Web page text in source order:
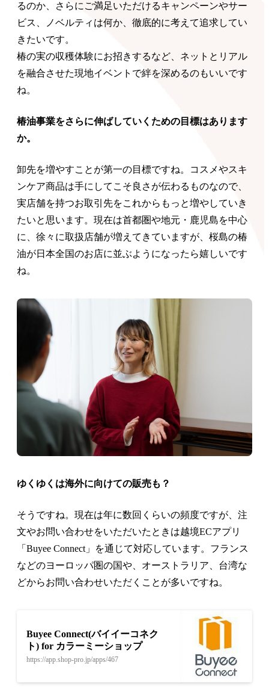
るのか、さらにご満足いただけるキャンペーンやサー
ビス、ノベルティは何か、徹底的に考えて追求してい
きたいです。
椿の実の収穫体験にお招きするなど、ネットとリアル
を融合させた現地イベントで絆を深めるのもいいです
ね。
椿油事業をさらに伸ばしていくための目標はあります
か。
卸先を増やすことが第一の目標ですね。コスメやスキ
ンケア商品は手にしてこそ良さが伝わるものなので、
実店舗を持つお取引先をこれからもっと増やしていき
たいと思います。現在は首都圏や地元・鹿児島を中心
に、徐々に取扱店舗が増えてきていますが、桜島の椿
油が日本全国のお店に並ぶようになったら嬉しいです
ね。
ゆくゆくは海外に向けての販売も？
そうですね。現在は年に数回くらいの頻度ですが、注
文やお問い合わせをいただいたときは越境ECアプリ
「Buyee Connect」を通じて対応しています。フランス
などのヨーロッパ圏の国や、オーストラリア、台湾な
どからお問い合わせいただくことが多いですね。
Buyee Connect(バイイーコネク
ト) for カラーミーショップ
https://app.shop-pro.jp/apps/467